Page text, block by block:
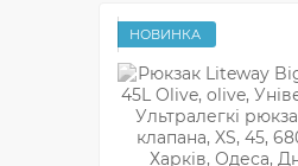
НОВИНКА